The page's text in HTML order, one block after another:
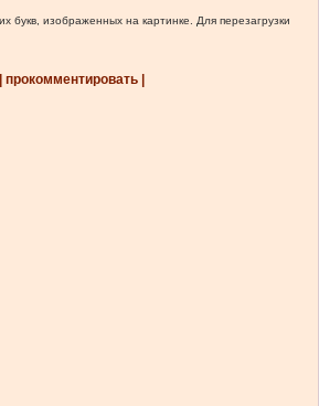
букв, изображенных на картинке. Для перезагрузки
| прокомментировать |